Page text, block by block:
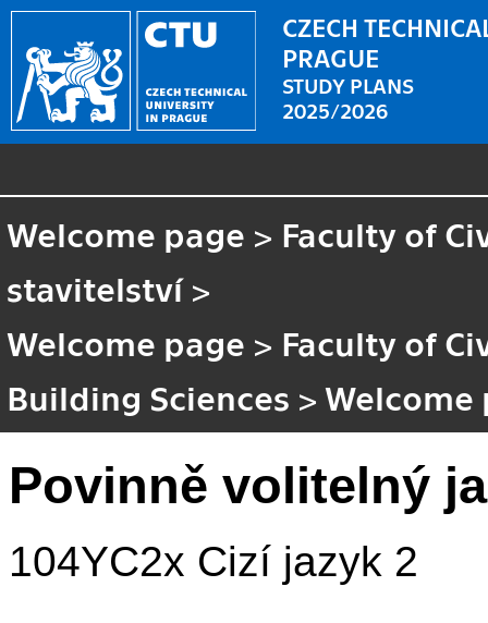
CZECH
PRAGUE
STUDY PLANS
2025/2026
Welcome page > Faculty of
stavitelství>
Welcome page > Faculty of
Building Sciences >Welcome
Povinně volitelný
104YC2x Cizí jazyk 2